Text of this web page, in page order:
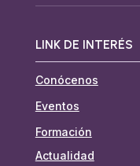
LINK DE INTERÉS
Conócenos
Eventos
Formación
Actualidad